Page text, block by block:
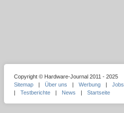
Copyright © Hardware-Journal 2011 - 2025
Sitemap
| Über uns | Werbung | Jobs
|
Testberichte | News | Startseite